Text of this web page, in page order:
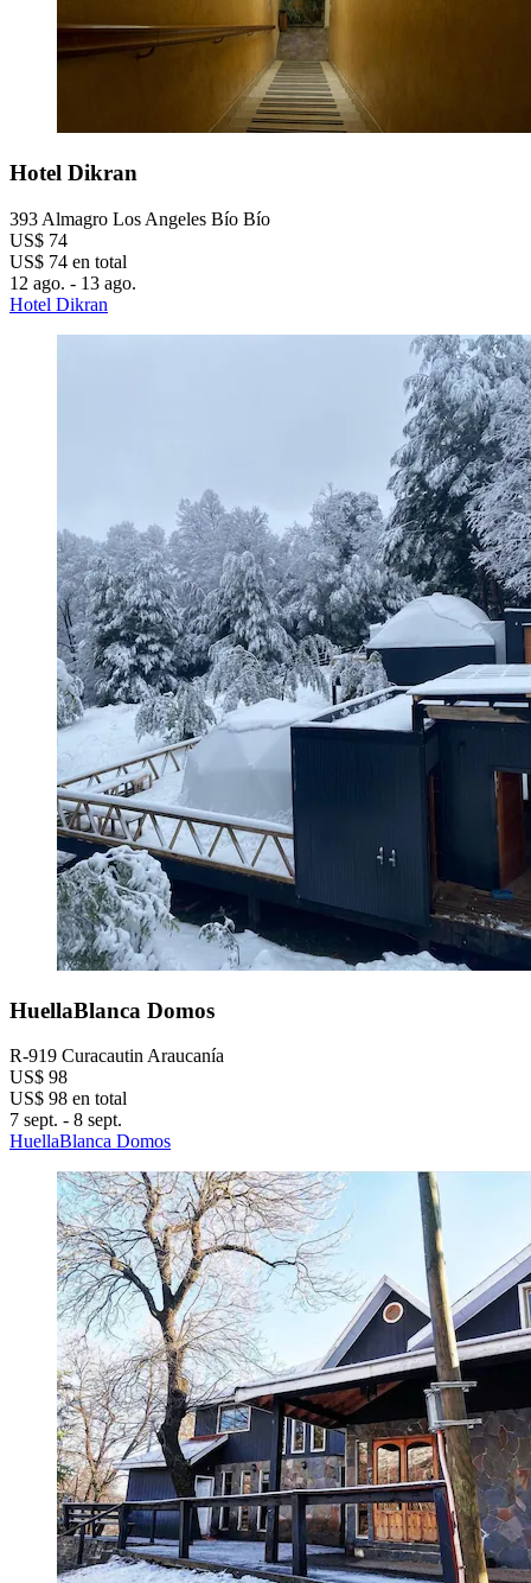
Hotel Dikran
393 Almagro Los Angeles Bío Bío
US$ 74
US$ 74 en total
12 ago. - 13 ago.
Hotel Dikran
HuellaBlanca Domos
R-919 Curacautin Araucanía
US$ 98
US$ 98 en total
7 sept. - 8 sept.
HuellaBlanca Domos